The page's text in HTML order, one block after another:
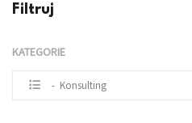
Filtruj
KATEGORIE
- Konsulting